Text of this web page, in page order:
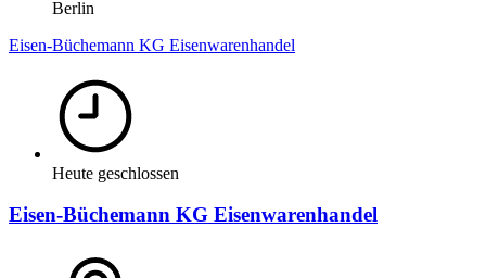
Berlin
Eisen-Büchemann KG Eisenwarenhandel
Heute geschlossen
Eisen-Büchemann KG Eisenwarenhandel